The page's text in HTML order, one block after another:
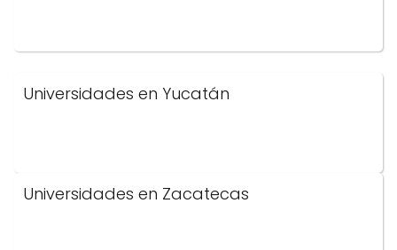
Universidades en Yucatán
Universidades en Zacatecas